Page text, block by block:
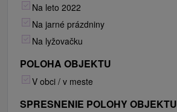
Na leto 2022
Na jarné prázdniny
Na lyžovačku
POLOHA OBJEKTU
V obci / v meste
SPRESNENIE POLOHY OBJEKTU